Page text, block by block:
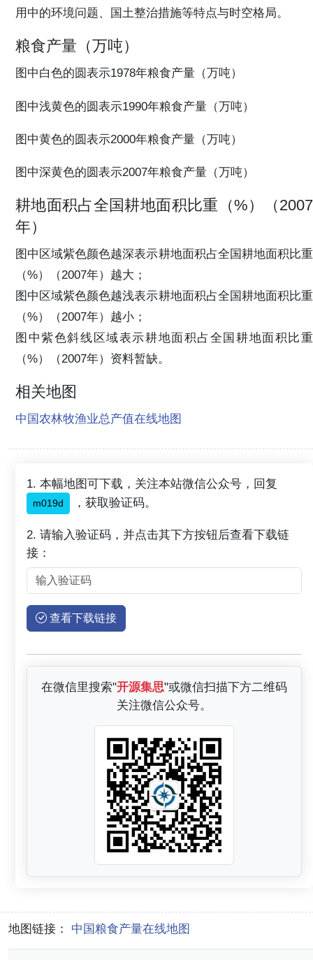
用中的环境问题、国土整治措施等特点与时空格局。
粮食产量（万吨）
图中白色的圆表示1978年粮食产量（万吨）
图中浅黄色的圆表示1990年粮食产量（万吨）
图中黄色的圆表示2000年粮食产量（万吨）
图中深黄色的圆表示2007年粮食产量（万吨）
耕地面积占全国耕地面积比重（%）（2007
年）
图中区域紫色颜色越深表示耕地面积占全国耕地面积比重
（%）（2007年）越大；
图中区域紫色颜色越浅表示耕地面积占全国耕地面积比重
（%）（2007年）越小；
图中紫色斜线区域表示耕地面积占全国耕地面积比重
（%）（2007年）资料暂缺。
相关地图
中国农林牧渔业总产值在线地图
1. 本幅地图可下载，关注本站微信公众号，回复
m019d ，获取验证码。
2. 请输入验证码，并点击其下方按钮后查看下载链
接：
查看下载链接
在微信里搜索"开源集思"或微信扫描下方二维码
关注微信公众号。
地图链接： 中国粮食产量在线地图